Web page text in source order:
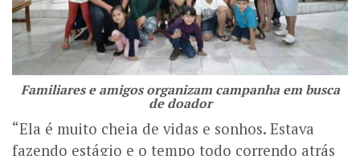
Familiares e amigos organizam campanha em busca
de doador
“Ela é muito cheia de vidas e sonhos. Estava
fazendo estágio e o tempo todo correndo atrás